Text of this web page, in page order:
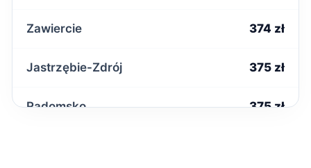
Zawiercie 374 zł
Jastrzębie-Zdrój 375 zł
Radomsko 375 zł